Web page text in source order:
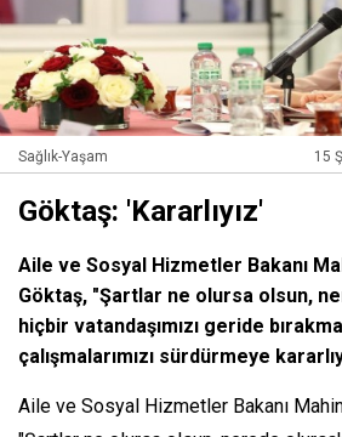
Sağlık-Yaşam 15
Göktaş: 'Kararlıyız'
Aile ve Sosyal Hizmetler Bakanı
Göktaş, "Şartlar ne olursa olsun,
hiçbir vatandaşımızı geride
çalışmalarımızı sürdürmeye
Aile ve Sosyal Hizmetler Bakanı